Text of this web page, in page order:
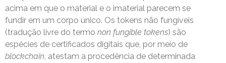
acima em que o material e o imaterial parecem se
fundir em um corpo único. Os tokens não fungíveis
(tradução livre do termo non fungible tokens) são
espécies de certificados digitais que, por meio de
blockchain, atestam a procedência de determinada